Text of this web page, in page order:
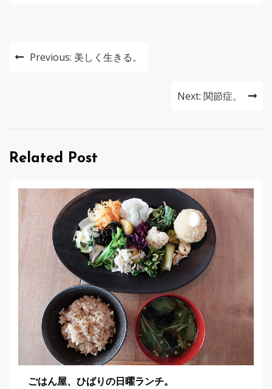
投
ー
ョ
ン
Previous: 美しく生きる。
Next: 関節症。
Related Post
ごはん屋、ひばりの日曜ランチ。